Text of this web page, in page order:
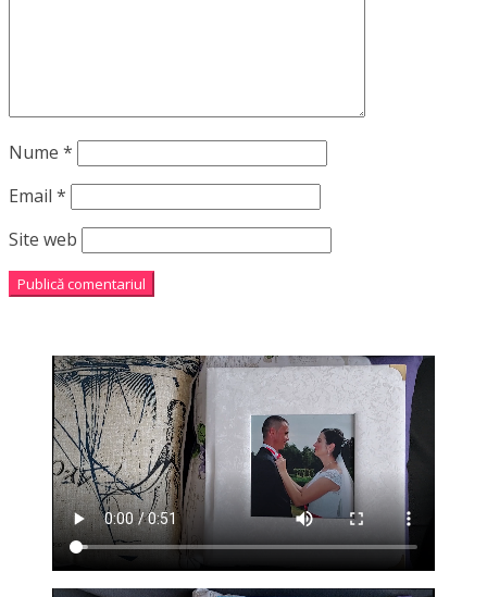
Nume *
Email *
Site web